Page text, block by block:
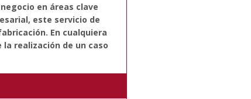
en áreas clave
este servicio de
En cualquiera
realización de un caso